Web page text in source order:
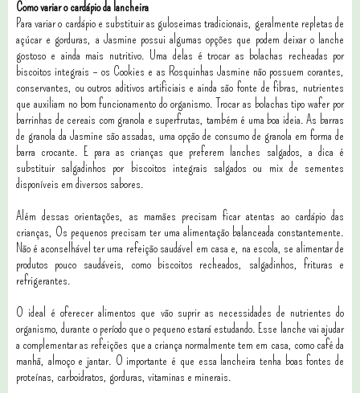
Como variar o cardápio da lancheira
Para variar o cardápio e substituir as guloseimas tradicionais, geralmente repletas de
açúcar e gorduras, a Jasmine possui algumas opções que podem deixar o lanche
gostoso e ainda mais nutritivo. Uma delas é trocar as bolachas recheadas por
biscoitos integrais – os Cookies e as Rosquinhas Jasmine não possuem corantes,
conservantes, ou outros aditivos artificiais e ainda são fonte de fibras, nutrientes
que auxiliam no bom funcionamento do organismo. Trocar as bolachas tipo wafer por
barrinhas de cereais com granola e superfrutas, também é uma boa ideia. As barras
de granola da Jasmine são assadas, uma opção de consumo de granola em forma de
barra crocante. E para as crianças que preferem lanches salgados, a dica é
substituir salgadinhos por biscoitos integrais salgados ou mix de sementes
disponíveis em diversos sabores.
Além dessas orientações, as mamães precisam ficar atentas ao cardápio das
crianças, Os pequenos precisam ter uma alimentação balanceada constantemente.
Não é aconselhável ter uma refeição saudável em casa e, na escola, se alimentar de
produtos pouco saudáveis, como biscoitos recheados, salgadinhos, frituras e
refrigerantes.
O ideal é oferecer alimentos que vão suprir as necessidades de nutrientes do
organismo, durante o período que o pequeno estará estudando. Esse lanche vai ajudar
a complementar as refeições que a criança normalmente tem em casa, como café da
manhã, almoço e jantar. O importante é que essa lancheira tenha boas fontes de
proteínas, carboidratos, gorduras, vitaminas e minerais.